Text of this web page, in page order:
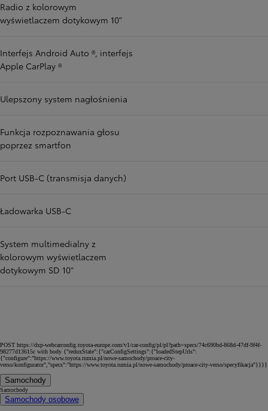
Radio z kolorowym
wyświetlaczem dotykowym 10"
Interfejs Android Auto ®, interfejs
Apple CarPlay ®
Ulepszony system nagłośnienia
Funkcja rozpoznawania głosu
poprzez smartfon
Port USB-C (transmisja danych)
Ładowarka USB-C
System multimedialny z
kolorowym wyświetlaczem
dotykowym SD 10"
POST https://dxp-webcarconfig.toyota-europe.com/v1/car-config/pl/pl?path=specs/74c690bd-868d-47df-9f4f-
98277d13615c with body {"reduxState":{"carConfigSettings":{"loadedStepUrls":
{"configure":"https://www.toyota.rumia.pl/nowe-samochody/proace-city-
verso/konfigurator","specs":"https://www.toyota.rumia.pl/nowe-samochody/proace-city-verso/specyfikacja"}}}}
Samochody
Samochody
Samochody osobowe